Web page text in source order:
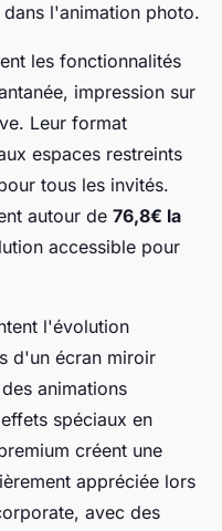
l'animation photo.
les fonctionnalités
impression sur
Leur format
espaces restreints
tous les invités.
autour de 76,8€ la
accessible pour
l'évolution
d'un écran miroir
animations
spéciaux en
créent une
appréciée lors
avec des